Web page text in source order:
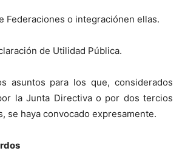
Federaciones o integraciónen ellas.
de Utilidad Pública.
asuntos para los que, considerados
la Junta Directiva o por dos tercios
se haya convocado expresamente.